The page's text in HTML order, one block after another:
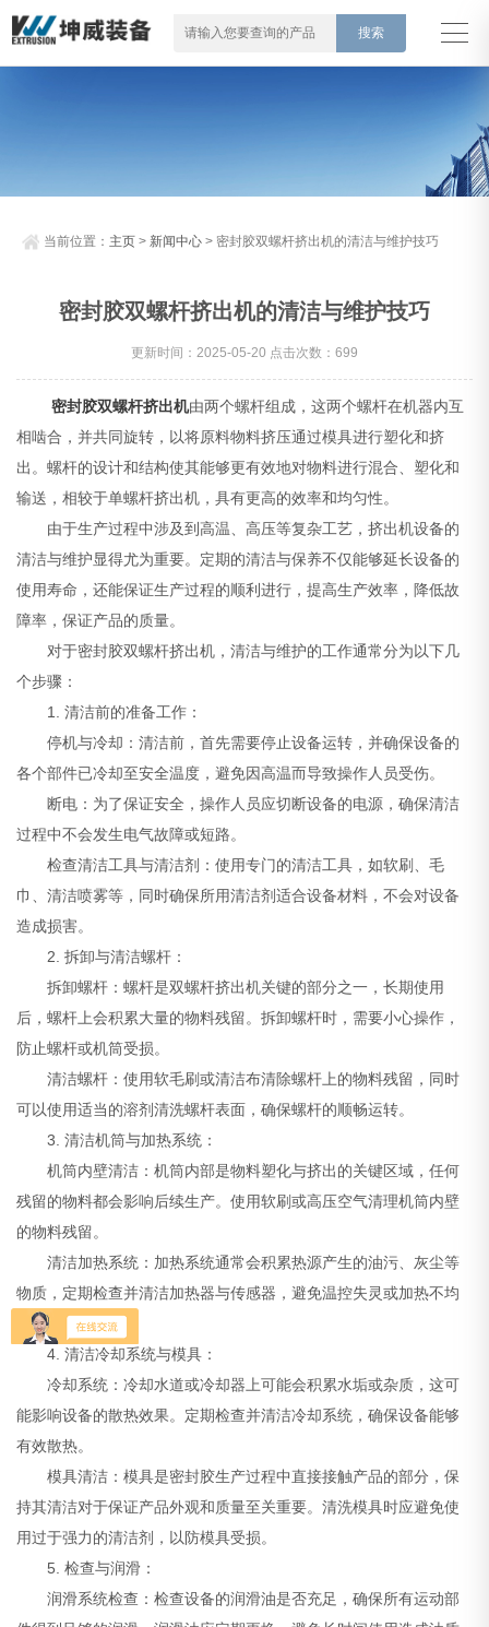
当前位置： 主页 > 新闻中心 > 密封胶双螺杆挤出机的清洁与维护技巧
密封胶双螺杆挤出机的清洁与维护技巧
更新时间：2025-05-20 点击次数：699
密封胶双螺杆挤出机由两个螺杆组成，这两个螺杆在机器内互
相啮合，并共同旋转，以将原料物料挤压通过模具进行塑化和挤
出。螺杆的设计和结构使其能够更有效地对物料进行混合、塑化和
输送，相较于单螺杆挤出机，具有更高的效率和均匀性。
由于生产过程中涉及到高温、高压等复杂工艺，挤出机设备的
清洁与维护显得尤为重要。定期的清洁与保养不仅能够延长设备的
使用寿命，还能保证生产过程的顺利进行，提高生产效率，降低故
障率，保证产品的质量。
对于密封胶双螺杆挤出机，清洁与维护的工作通常分为以下几
个步骤：
1. 清洁前的准备工作：
停机与冷却：清洁前，首先需要停止设备运转，并确保设备的
各个部件已冷却至安全温度，避免因高温而导致操作人员受伤。
断电：为了保证安全，操作人员应切断设备的电源，确保清洁
过程中不会发生电气故障或短路。
检查清洁工具与清洁剂：使用专门的清洁工具，如软刷、毛
巾、清洁喷雾等，同时确保所用清洁剂适合设备材料，不会对设备
造成损害。
2. 拆卸与清洁螺杆：
拆卸螺杆：螺杆是双螺杆挤出机关键的部分之一，长期使用
后，螺杆上会积累大量的物料残留。拆卸螺杆时，需要小心操作，
防止螺杆或机筒受损。
清洁螺杆：使用软毛刷或清洁布清除螺杆上的物料残留，同时
可以使用适当的溶剂清洗螺杆表面，确保螺杆的顺畅运转。
3. 清洁机筒与加热系统：
机筒内壁清洁：机筒内部是物料塑化与挤出的关键区域，任何
残留的物料都会影响后续生产。使用软刷或高压空气清理机筒内壁
的物料残留。
清洁加热系统：加热系统通常会积累热源产生的油污、灰尘等
物质，定期检查并清洁加热器与传感器，避免温控失灵或加热不均
匀。
4. 清洁冷却系统与模具：
冷却系统：冷却水道或冷却器上可能会积累水垢或杂质，这可
能影响设备的散热效果。定期检查并清洁冷却系统，确保设备能够
有效散热。
模具清洁：模具是密封胶生产过程中直接接触产品的部分，保
持其清洁对于保证产品外观和质量至关重要。清洗模具时应避免使
用过于强力的清洁剂，以防模具受损。
5. 检查与润滑：
润滑系统检查：检查设备的润滑油是否充足，确保所有运动部